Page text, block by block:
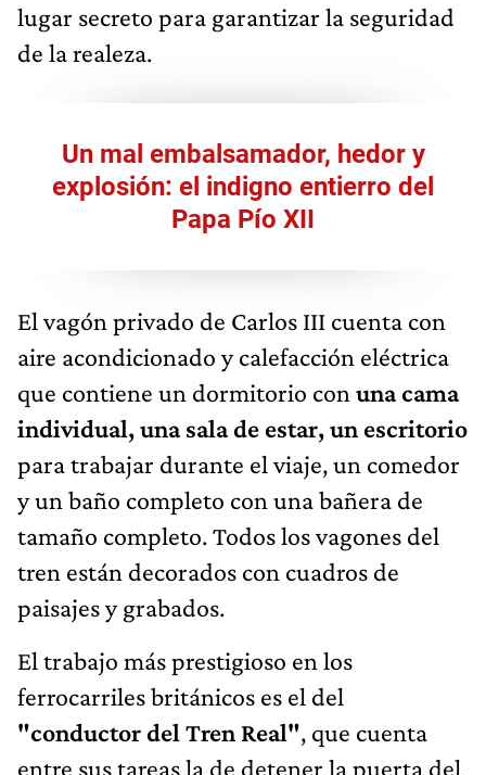
lugar secreto para garantizar la seguridad
de la realeza.
Un mal embalsamador, hedor y
explosión: el indigno entierro del
Papa Pío XII
El vagón privado de Carlos III cuenta con
aire acondicionado y calefacción eléctrica
que contiene un dormitorio con una cama
individual, una sala de estar, un escritorio
para trabajar durante el viaje, un comedor
y un baño completo con una bañera de
tamaño completo. Todos los vagones del
tren están decorados con cuadros de
paisajes y grabados.
El trabajo más prestigioso en los
ferrocarriles británicos es el del
"conductor del Tren Real", que cuenta
entre sus tareas la de detener la puerta del